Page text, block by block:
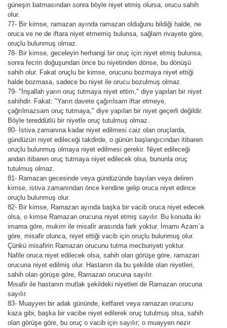
güneşin batmasından sonra böyle niyet etmiş olursa, orucu sahih
olur.
77- Bir kimse, ramazan ayında ramazan olduğunu bildiği halde, ne
oruca ve ne de iftara niyet etmemiş bulunsa, sağlam rivayete göre,
oruçlu bulunmuş olmaz.
78- Bir kimse, geceleyin herhangi bir oruç için niyet etmiş bulunsa,
sonra fecrin doğuşundan önce bu niyetinden dönse, bu dönüşü
sahih olur. Fakat oruçlu bir kimse, orucunu bozmaya niyet ettiği
halde bozmasa, sadece bu niyet ile orucu bozulmuş olmaz.
79- "İnşallah yarın oruç tutmaya niyet ettim," diye yapılan bir niyet
sahihdir. Fakat: "Yarın davete çağırılsam iftar etmeye,
çağrılmazsam oruç tutmaya," diye yapılan bir niyet geçerli değildir.
Böyle tereddütlü bir niyetle oruç tutulmuş olmaz.
80- İstiva zamanına kadar niyet edilmesi caiz olan oruçlarda,
gündüzün niyet edileceği takdirde, o günün başlangıcından itibaren
oruçlu bulunmuş olmaya niyet edilmesi gerekir. Niyet edileceği
andan itibaren oruç tutmaya niyet edilecek olsa, bununla oruç
tutulmuş olmaz.
81- Ramazan gecesinde veya gündüzünde bayılan veya deliren
kimse, istiva zamanından önce kendine gelip oruca niyet edince
oruçlu bulunmuş olur.
82- Bir kimse, Ramazan ayında başka bir vacib oruca niyet edecek
olsa, o kimse Ramazan orucuna niyet etmiş sayılır. Bu konuda iki
imama göre, mukim ile misafir arasında fark yoktur. İmamı Azam`a
göre, misafir olunca, niyet ettiği vacib için oruçlu bulunmuş olur.
Çünkü misafirin Ramazan orucunu tutma mecburiyeti yoktur.
Nafile oruca niyet edilecek olsa, sahih olan görüşe göre, ramazan
orucuna niyet edilmiş olur. Hastanın da bu şekilde olan niyetleri,
sahih olan görüşe göre, Ramazan orucuna sayılır.
Misafir ile hastanın mutlak şekildeki niyetleri de Ramazan orucuna
sayılır.
83- Muayyen bir adak gününde, keffaret veya ramazan orucunu
kaza gibi, başka bir vacibe niyet edilerek oruç tutulmuş olsa, sahih
olan görüşe göre, bu oruç o vacib için sayılır; o muayyen nezir